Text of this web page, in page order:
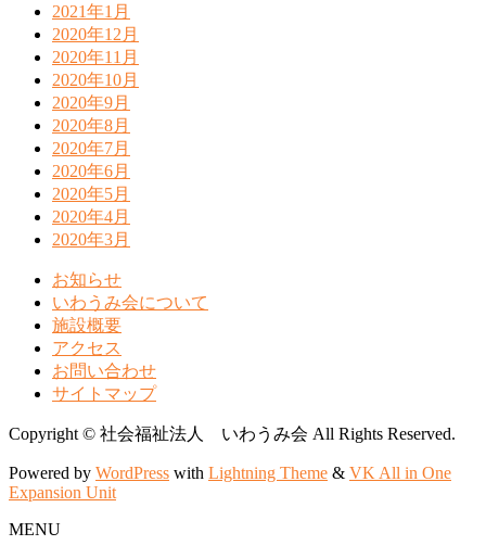
2021年1月
2020年12月
2020年11月
2020年10月
2020年9月
2020年8月
2020年7月
2020年6月
2020年5月
2020年4月
2020年3月
お知らせ
いわうみ会について
施設概要
アクセス
お問い合わせ
サイトマップ
Copyright © 社会福祉法人 いわうみ会 All Rights Reserved.
Powered by WordPress with Lightning Theme & VK All in One
Expansion Unit
MENU